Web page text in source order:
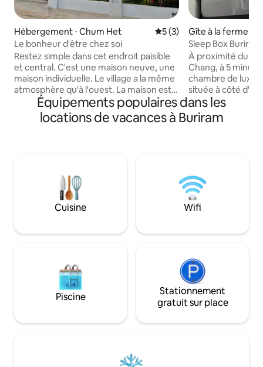
Hébergement ⋅ Chum Het Évaluation moyenne sur
5 (3)
Le bonheur d'être chez soi
Restez simple dans cet endroit paisible
et central. C'est une maison neuve, une
maison individuelle. Le village a la même
atmosphère qu'à l'ouest. La maison est
spacieuse et dispose de trois chambres.
La chambre principale disposera d'un
grand balcon pour s'asseoir et regarder
une autre petite chambre. La maison
sera entièrement équipée avec toutes
les commodités. Un parking devant la
maison peut être garé pour deux
de sport est libre d'utilisation.
Gîte à la ferme ⋅
Sleep Box Buriram
À proximité du
Chang, à 5 minutes. Nouvelle
chambre de luxe,
située à côté d'un
colline. Bon
Mitsubishi. Chauffe-eau, réfrigérateur,
lit queen size,
option
l’environnement
nature. La nuit,
et des lucioles
Équipements populaires dans les
locations de vacances à Buriram
Cuisine Wifi
Piscine
Stationnement
gratuit sur place